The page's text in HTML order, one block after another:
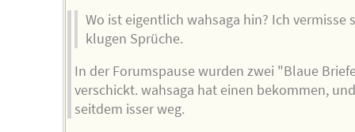
Wo ist eigentlich wahsaga hin? Ich vermisse
klugen Sprüche.
In der Forumspause wurden zwei "Blaue
verschickt. wahsaga hat einen bekommen,
seitdem isser weg.